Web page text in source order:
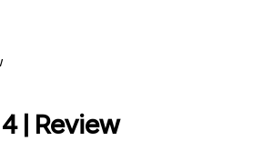
| Review